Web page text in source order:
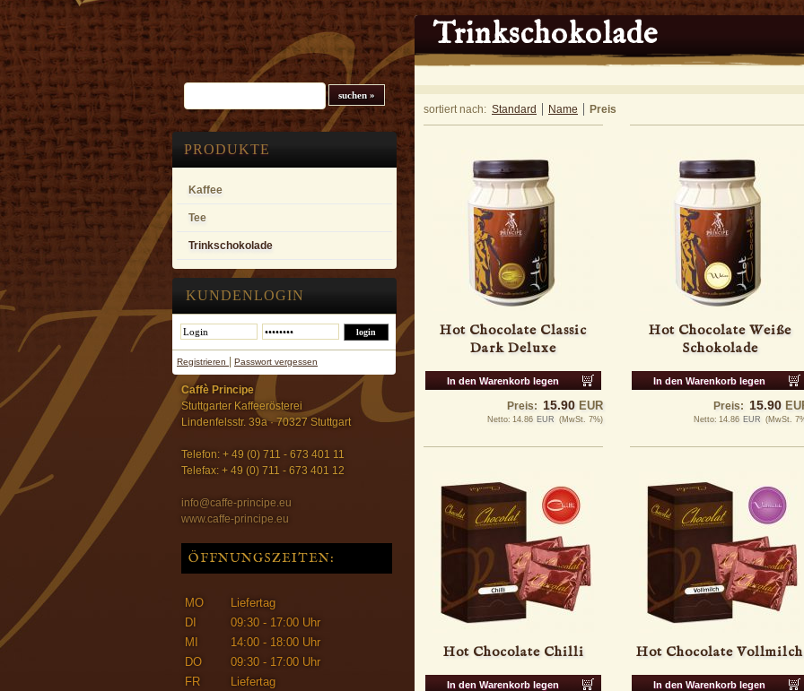
Suchfeld
PRODUKTE
Kaffee
Tee
Trinkschokolade
KUNDENLOGIN
Registrieren Passwort vergessen
Caffè Principe
Stuttgarter Kaffeerösterei
Lindenfelsstr. 39a · 70327 Stuttgart
Telefon: + 49 (0) 711 - 673 401 11
Telefax: + 49 (0) 711 - 673 401 12
info@caffe-principe.eu
www.caffe-principe.eu
ÖFFNUNGSZEITEN:
MO
Liefertag
DI
09:30 - 17:00 Uhr
MI
14:00 - 18:00 Uhr
DO
09:30 - 17:00 Uhr
FR
Liefertag
Trinkschokolade
sortiert nach: Standard Name Preis
Hot Chocolate Classic
Dark Deluxe
In den Warenkorb legen
Preis: 15.90 EUR
Netto: 14.86 EUR (MwSt. 7%)
Hot Chocolate Weiße
Schokolade
In den Warenkorb legen
Preis: 15.90
Netto: 14.86 EUR (MwSt.
Hot Chocolate Chilli
In den Warenkorb legen
Hot Chocolate Vollmilch
In den Warenkorb legen